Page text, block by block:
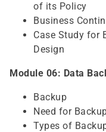
of its Policy
Business
Case Study for
Design
Module 06: Data
Backup
Need for
Types of